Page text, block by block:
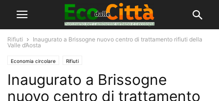
Rifiuti
Inaugurato a Brissogne nuovo centro di trattamento rifiuti della
Valle d’Aosta
Economia circolare Rifiuti
Inaugurato a Brissogne
nuovo centro di trattamento